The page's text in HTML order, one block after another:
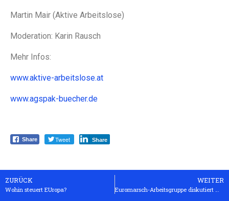
Martin Mair (Aktive Arbeitslose)
Moderation: Karin Rausch
Mehr Infos:
www.aktive-arbeitslose.at
www.agspak-buecher.de
Share Tweet Share
ZURÜCK
Wohin steuert EUropa?
WEITER
Euromarsch-Arbeitsgruppe diskutiert Mindestlohn-Forderungen des Netzwerks neu